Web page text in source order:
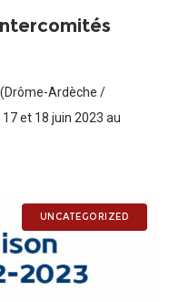
Ardèche /
et 18 juin 2023 au
UNCATEGORIZED